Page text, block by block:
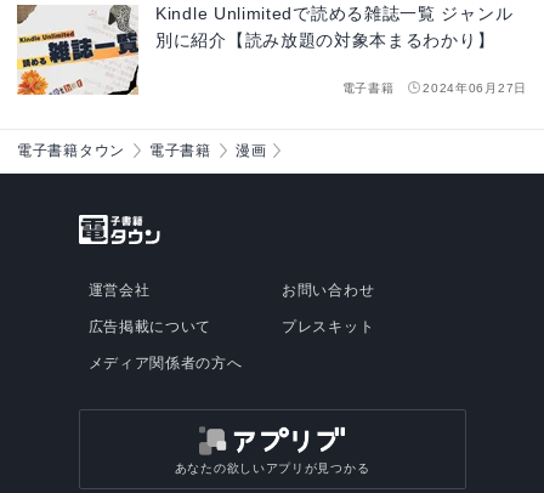
Kindle Unlimitedで読める雑誌一覧 ジャンル
別に紹介【読み放題の対象本まるわかり】
電子書籍 2024年06月27日
電子書籍タウン 電子書籍 漫画
運営会社
広告掲載について
メディア関係者の方へ
お問い合わせ
プレスキット
あなたの欲しいアプリが見つかる